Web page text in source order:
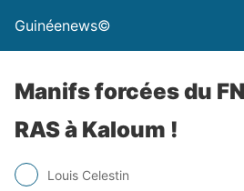
Guinéenews©
Manifs forcées du
RAS à Kaloum !
Louis Celestin